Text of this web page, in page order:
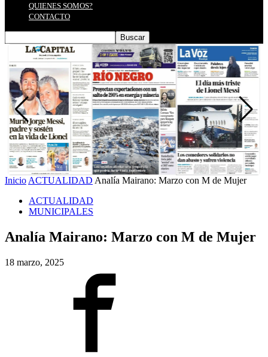
QUIENES SOMOS?
CONTACTO
Inicio ACTUALIDAD Analía Mairano: Marzo con M de Mujer
ACTUALIDAD
MUNICIPALES
Analía Mairano: Marzo con M de Mujer
18 marzo, 2025